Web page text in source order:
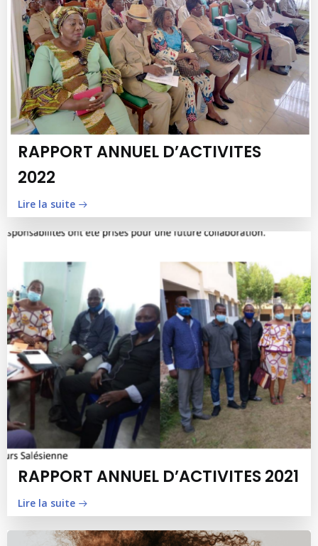
RAPPORT ANNUEL D’ACTIVITES
2022
Lire la suite
RAPPORT ANNUEL D’ACTIVITES 2021
Lire la suite